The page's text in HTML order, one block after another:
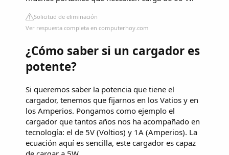
Solicitud de eliminación
Ver respuesta completa en computerhoy.com
¿Cómo saber si un cargador es
potente?
Si queremos saber la potencia que tiene el
cargador, tenemos que fijarnos en los Vatios y en
los Amperios. Pongamos como ejemplo el
cargador que tantos años nos ha acompañado en
tecnología: el de 5V (Voltios) y 1A (Amperios). La
ecuación aquí es sencilla, este cargador es capaz